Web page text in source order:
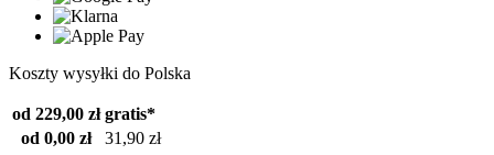
Koszty wysyłki do Polska
od 229,00 zł gratis*
od 0,00 zł
31,90 zł